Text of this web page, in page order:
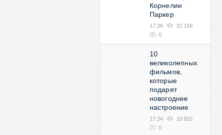
Корнелии
Паркер
17:36
31 166
0
10
великолепных
фильмов,
которые
подарят
новогоднее
настроение
17:34
10 922
0